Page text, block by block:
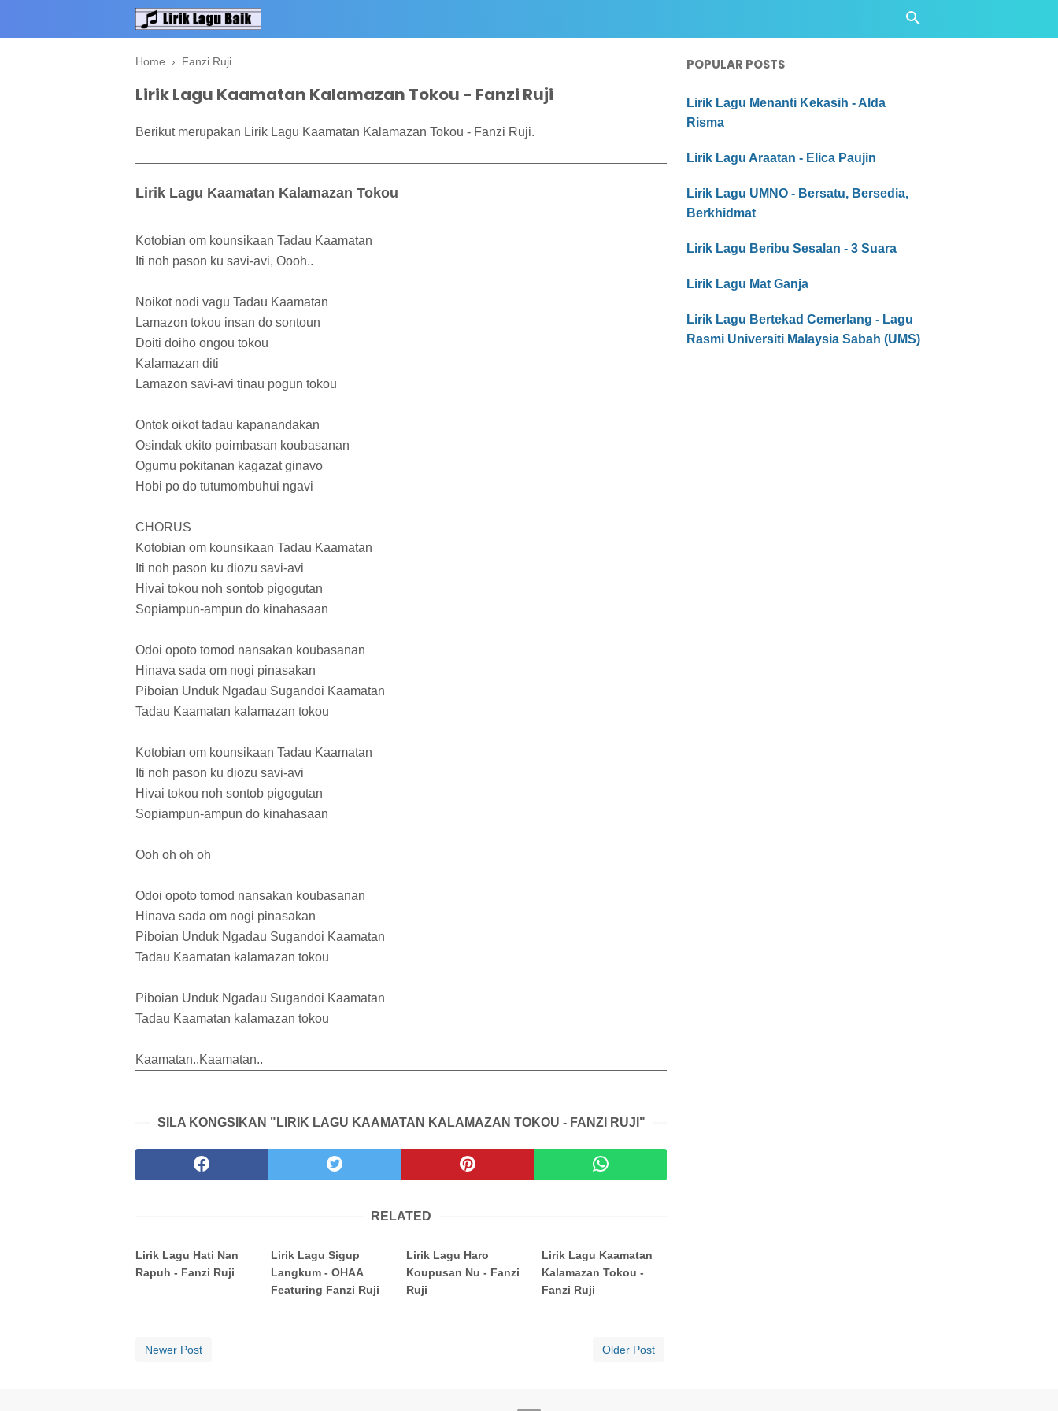
Home › Fanzi Ruji
Lirik Lagu Kaamatan Kalamazan Tokou - Fanzi Ruji
Berikut merupakan Lirik Lagu Kaamatan Kalamazan Tokou - Fanzi Ruji.
Lirik Lagu Kaamatan Kalamazan Tokou
Kotobian om kounsikaan Tadau Kaamatan
Iti noh pason ku savi-avi, Oooh..
Noikot nodi vagu Tadau Kaamatan
Lamazon tokou insan do sontoun
Doiti doiho ongou tokou
Kalamazan diti
Lamazon savi-avi tinau pogun tokou
Ontok oikot tadau kapanandakan
Osindak okito poimbasan koubasanan
Ogumu pokitanan kagazat ginavo
Hobi po do tutumombuhui ngavi
CHORUS
Kotobian om kounsikaan Tadau Kaamatan
Iti noh pason ku diozu savi-avi
Hivai tokou noh sontob pigogutan
Sopiampun-ampun do kinahasaan
Odoi opoto tomod nansakan koubasanan
Hinava sada om nogi pinasakan
Piboian Unduk Ngadau Sugandoi Kaamatan
Tadau Kaamatan kalamazan tokou
Kotobian om kounsikaan Tadau Kaamatan
Iti noh pason ku diozu savi-avi
Hivai tokou noh sontob pigogutan
Sopiampun-ampun do kinahasaan
Ooh oh oh oh
Odoi opoto tomod nansakan koubasanan
Hinava sada om nogi pinasakan
Piboian Unduk Ngadau Sugandoi Kaamatan
Tadau Kaamatan kalamazan tokou
Piboian Unduk Ngadau Sugandoi Kaamatan
Tadau Kaamatan kalamazan tokou
Kaamatan..Kaamatan..
SILA KONGSIKAN "LIRIK LAGU KAAMATAN KALAMAZAN TOKOU - FANZI RUJI"
RELATED
Lirik Lagu Hati Nan
Rapuh - Fanzi Ruji
Lirik Lagu Sigup
Langkum - OHAA
Featuring Fanzi Ruji
Lirik Lagu Haro
Koupusan Nu - Fanzi
Ruji
Lirik Lagu Kaamatan
Kalamazan Tokou -
Fanzi Ruji
Newer Post Older Post
POPULAR POSTS
Lirik Lagu Menanti Kekasih - Alda
Risma
Lirik Lagu Araatan - Elica Paujin
Lirik Lagu UMNO - Bersatu, Bersedia,
Berkhidmat
Lirik Lagu Beribu Sesalan - 3 Suara
Lirik Lagu Mat Ganja
Lirik Lagu Bertekad Cemerlang - Lagu
Rasmi Universiti Malaysia Sabah (UMS)